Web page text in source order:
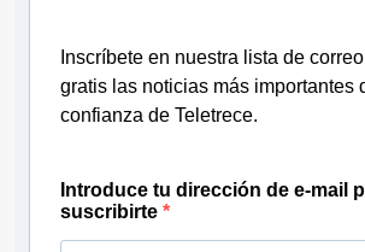
Inscríbete en nuestra lista de
gratis las noticias más importantes
confianza de Teletrece.
Introduce tu dirección de e-mail
suscribirte